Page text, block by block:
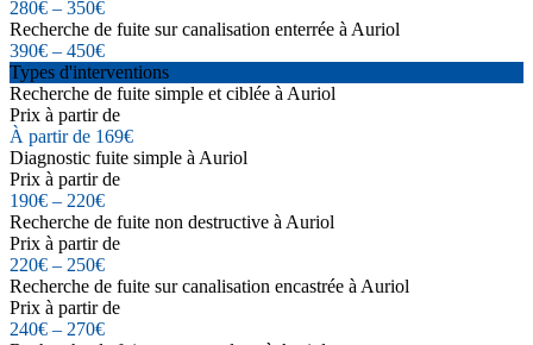
280€ – 350€
Recherche de fuite sur canalisation enterrée à Auriol
390€ – 450€
Types d'interventions
Recherche de fuite simple et ciblée à Auriol
Prix à partir de
À partir de 169€
Diagnostic fuite simple à Auriol
Prix à partir de
190€ – 220€
Recherche de fuite non destructive à Auriol
Prix à partir de
220€ – 250€
Recherche de fuite sur canalisation encastrée à Auriol
Prix à partir de
240€ – 270€